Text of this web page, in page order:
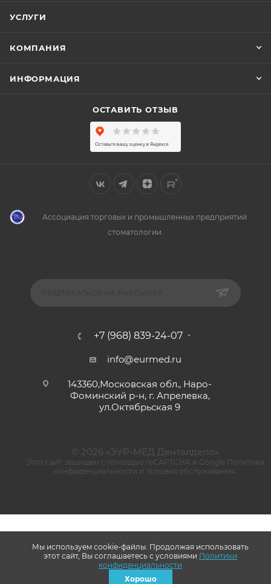
УСЛУГИ
КОМПАНИЯ
ИНФОРМАЦИЯ
ОСТАВИТЬ ОТЗЫВ
Ассоциация торговых и промышленных предприятий
стоматологии.
+7 (968) 839-24-07
info@eurmed.ru
143360,Московская обл., Наро-
Фоминский р-н, г. Апрелевка,
ул.Октябрьская 9
© 2026 «ЭУР-МЕД Денталдепо»
Этот сайт защищен с помощью reCAPTCHA и Google Политика
конфиденциальности и Условия обслуживания
Мы используем cookie-файлы. Продолжая использовать
этот сайт, Вы соглашаетесь с условиями Политики
конфиденциальности
Хорошо